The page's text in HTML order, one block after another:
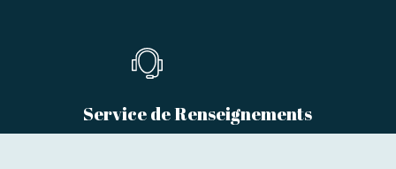
Service de Renseignements